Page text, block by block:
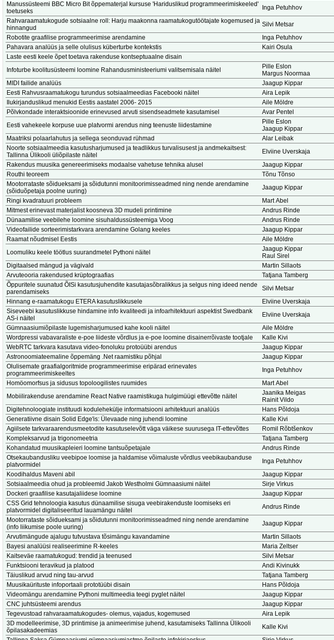
Manussüsteemi BBC Micro Bit õppematerjal kursuse 'Hariduslikud programmeerimiskeeled'
toetuseks
Inga Petuhhov
Rahvaraamatukogude sotsiaalne roll: Harju maakonna raamatukogutöötajate kogemused ja
hinnangud
Silvi Metsar
Robotite graafilise programmeerimise arendamine
Inga Petuhhov
Pahavara analüüs ja selle olulisus küberturbe kontekstis
Kairi Osula
Laste eesti keele õpet toetava rakenduse kontseptuaalne disain
Infoturbe koolitusüsteemi loomine Rahandusministeeriumi valitsemisala näitel
Pille Eslon
Margus Noormaa
MIDI failide analüüs
Jaagup Kippar
Eesti Rahvusraamatukogu turundus sotsiaalmeedias Facebooki näitel
Aira Lepik
Ilukirjanduslikud menukid Eestis aastatel 2006- 2015
Aile Möldre
Põlvkondade interaktsioonide erinevused arvuti sisendseadmete kasutamisel
Avar Pentel
Eesti vahekeele korpuse uue platvormi arendus ning teenuste liidestamine
Pille Eslon
Jaagup Kippar
Maatriksi polaarlahutus ja sellega seonduvad rühmad
Alar Leibak
Noorte sotsiaalmeedia kasutusharjumused ja teadlikkus turvalisusest ja andmekaitsest:
Tallinna Ülikooli üliõpilaste näitel
Elviine Uverskaja
Rakendus muusika genereerimiseks modaalse vahetuse tehnika alusel
Jaagup Kippar
Routhi teoreem
Tõnu Tõnso
Mootorrataste sõidueksami ja sõidutunni monitoorimisseadmed ning nende arendamine
(sõiduõpetaja poolne uuring)
Jaagup Kippar
Ringi kvadratuuri probleem
Mart Abel
Mitmest erinevast materjalist koosneva 3D mudeli printimine
Andrus Rinde
Dünaamilise veebilehe loomine sisuhaldussüsteemiga Voog
Andrus Rinde
Videofailide sorteerimistarkvara arendamine Golang keeles
Jaagup Kippar
Raamat nõudmisel Eestis
Aile Möldre
Loomuliku keele töötlus suurandmetel Pythoni näitel
Jaagup Kippar
Raul Sirel
Digitaalsed mängud ja vägivald
Martin Sillaots
Arvuteooria rakendused krüptograafias
Tatjana Tamberg
Õppuritele suunatud ÕISi kasutusjuhendite kasutajasõbralikkus ja selgus ning ideed nende
parendamiseks
Silvi Metsar
Hinnang e-raamatukogu ETERA kasutuslikkusele
Elviine Uverskaja
Siseveebi kasutuslikkuse hindamine info kvaliteedi ja infoarhitektuuri aspektist Swedbank
AS-i näitel
Elviine Uverskaja
Gümnaasiumiõpilaste lugemisharjumused kahe kooli näitel
Aile Möldre
Wordpressi vabavaraliste e-poe liideste võrdlus ja e-poe loomine disainerrõivaste tootjale
Kalle Kivi
WebRTC tarkvara kasutava video-fonoluku protoüübi arendus
Jaagup Kippar
Astronoomiateemaline õppemäng .Net raamistiku põhjal
Jaagup Kippar
Olulisemate graafialgoritmide programmeerimise eripärad erinevates
programmeerimiskeeltes
Inga Petuhhov
Homöomorfsus ja sidusus topoloogilistes ruumides
Mart Abel
Mobiilirakenduse arendamine React Native raamistikuga hulgimüügi ettevõtte näitel
Jaanika Meigas
Rainit Vildo
Digitehnoloogiate instituudi kodulehekülje informatsiooni arhitektuuri analüüs
Hans Põldoja
Generatiivne disain Solid Edge'is: Ülevaade ning juhendi loomine
Kalle Kivi
Agiilsete tarkvaraarendusmeetodite kasutuselevõtt väga väikese suurusega IT-ettevõttes
Romil Rõbtšenkov
Kompleksarvud ja trigonomeetria
Tatjana Tamberg
Kohandatud muusikapleieri loomine tantsuõpetajale
Andrus Rinde
Otsekaubandusliku veebipoe loomise ja haldamise võimaluste võrdlus veebikaubanduse
platvormidel
Inga Petuhhov
Koodihaldus Maveni abil
Jaagup Kippar
Sotsiaalmeedia ohud ja probleemid Jakob Westholmi Gümnaasiumi näitel
Sirje Virkus
Dockeri graafilise kasutajaliidese loomine
Jaagup Kippar
CSS Grid tehnoloogia kasutus dünaamilise sisuga veebirakenduste loomiseks eri
platvormidel digitaliseeritud lauamängu näitel
Andrus Rinde
Mootorrataste sõidueksami ja sõidutunni monitoorimisseadmed ning nende arendamine
(info liikumise poole uuring)
Jaagup Kippar
Arvutimängude ajalugu tutvustava tõsimängu kavandamine
Martin Sillaots
Bayesi analüüsi realiseerimine R-keeles
Maria Zeltser
Kaitseväe raamatukogud: trendid ja teenused
Silvi Metsar
Funktsiooni teravikud ja platood
Andi Kivinukk
Täiuslikud arvud ning tau-arvud
Tatjana Tamberg
Muusikaürituste infoportaali prototüübi disain
Hans Põldoja
Videomängu arendamine Pythoni multimeedia teegi pyglet näitel
Jaagup Kippar
CNC juhtsüsteemi arendus
Jaagup Kippar
Tegevustoad rahvaraamatukogudes- olemus, vajadus, kogemused
Aira Lepik
3D modelleerimise, 3D printimise ja animeerimise juhend, kasutamiseks Tallinna Ülikooli
õpilasakadeemias
Kalle Kivi